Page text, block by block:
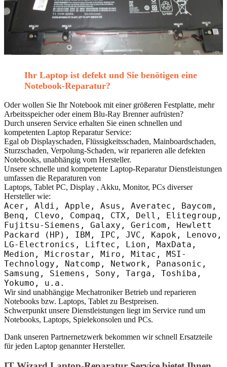
Ihr Laptop ist defekt und Sie benötigen eine
Notebook-Reparatur?
Oder wollen Sie Ihr Notebook mit einer größeren Festplatte, mehr
Arbeitsspeicher oder einem Blu-Ray Brenner aufrüsten?
Durch unseren Service erhalten Sie einen schnellen und
kompetenten Laptop Reparatur Service:
Egal ob Displayschaden, Flüssigkeitsschaden, Mainboardschaden,
Sturzschaden, Verpolung-Schaden, wir reparieren alle defekten
Notebooks, unabhängig vom Hersteller.
Unsere schnelle und kompetente Laptop-Reparatur Dienstleistungen
umfassen die Reparaturen von
Laptops, Tablet PC, Display , Akku, Monitor, PCs diverser
Hersteller wie:
Acer, Aldi, Apple, Asus, Averatec, Baycom,
Benq, Clevo, Compaq, CTX, Dell, Elitegroup,
Fujitsu-Siemens, Galaxy, Gericom, Hewlett
Packard (HP), IBM, IPC, JVC, Kapok, Lenovo,
LG-Electronics, Liftec, Lion, MaxData,
Medion, Microstar, Miro, Mitac, MSI-
Technology, Natcomp, Network, Panasonic,
Samsung, Siemens, Sony, Targa, Toshiba,
Yokumo, u.a.
Wir sind unabhängige Mechatroniker Betrieb und reparieren
Notebooks bzw. Laptops, Tablet zu Bestpreisen.
Schwerpunkt unsere Dienstleistungen liegt im Service rund um
Notebooks, Laptops, Spielekonsolen und PCs.
Dank unseren Partnernetzwerk bekommen wir schnell Ersatzteile
für jeden Laptop genannter Hersteller.